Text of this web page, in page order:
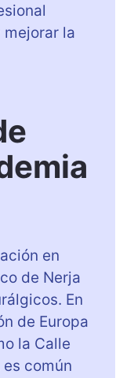
la
en
de Nerja
En
de Europa
la Calle
común